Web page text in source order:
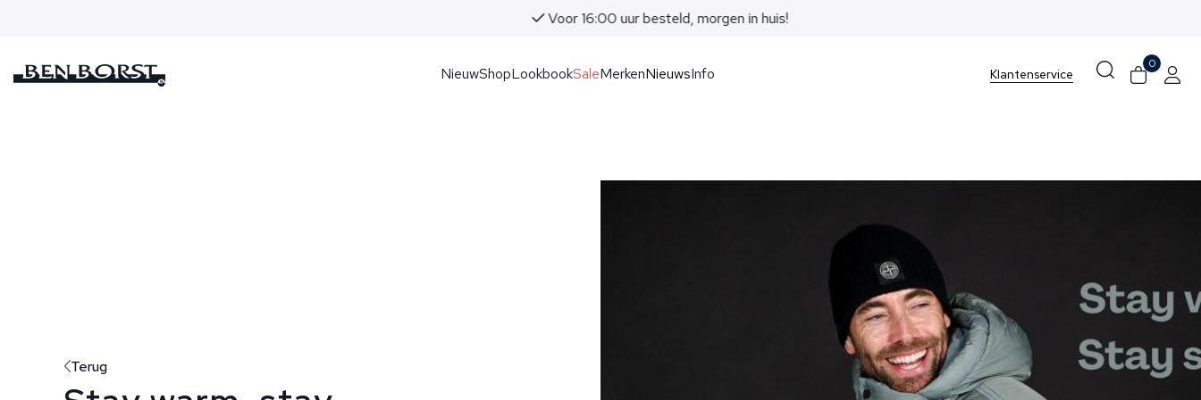
Voor 16:00 uur besteld, morgen in huis!
NieuwShopLookbookSaleMerkenNieuwsInfo Klantenservice
0
Terug